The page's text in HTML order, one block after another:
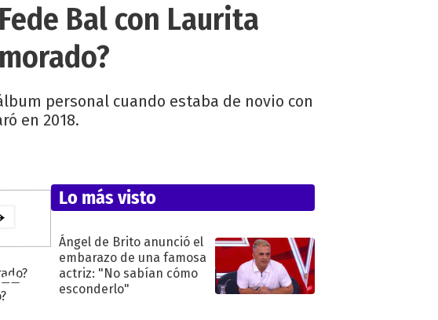
Bal con Laurita
personal cuando estaba de novio con
en 2018.
Lo más visto
Ángel de Brito anunció el
embarazo de una famosa
actriz: "No sabían cómo
esconderlo"